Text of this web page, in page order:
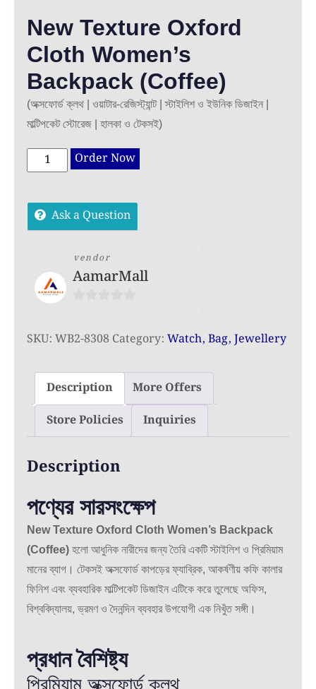
was:
৳ 1,000.00.
is:
৳ 800.00.
New Texture Oxford
Cloth Women’s
Backpack (Coffee)
(অক্সফোর্ড ক্লথ | ওয়াটার-রেজিস্ট্যান্ট | স্টাইলিশ ও ইউনিক ডিজাইন |
মাল্টিপকেট স্টোরেজ | হালকা ও টেকসই)
New
Texture
Cloth
Women’s
Backpack(Coffee)
quantity
Order Now
Ask a Question
vendor
AamarMall
SKU: WB2-8308 Category: Watch, Bag, Jewellery
Description
More Offers
Store Policies
Inquiries
Description
পণ্যের সারসংক্ষেপ
New Texture Oxford Cloth Women’s Backpack
(Coffee) হলো আধুনিক নারীদের জন্য তৈরি একটি স্টাইলিশ ও প্রিমিয়াম
মানের ব্যাগ। টেকসই অক্সফোর্ড কাপড়ের ফ্যাব্রিক, আকর্ষণীয় কফি কালার
ফিনিশ এবং ব্যবহারিক মাল্টিপকেট ডিজাইন এটিকে করে তুলেছে অফিস,
বিশ্ববিদ্যালয়, ভ্রমণ ও দৈনন্দিন ব্যবহার উপযোগী এক নিখুঁত সঙ্গী।
প্রধান বৈশিষ্ট্য
প্রিমিয়াম অক্সফোর্ড ক্লথ